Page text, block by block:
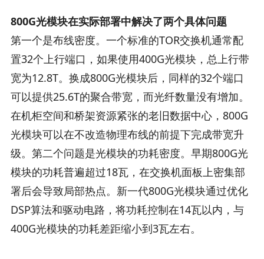
800G光模块在实际部署中解决了两个具体问题
第一个是布线密度。一个标准的TOR交换机通常配
置32个上行端口，如果使用400G光模块，总上行带
宽为12.8T。换成800G光模块后，同样的32个端口
可以提供25.6T的聚合带宽，而光纤数量没有增加。
在机柜空间和桥架资源紧张的老旧数据中心，800G
光模块可以在不改造物理布线的前提下完成带宽升
级。第二个问题是光模块的功耗密度。早期800G光
模块的功耗普遍超过18瓦，在交换机面板上密集部
署后会导致局部热点。新一代800G光模块通过优化
DSP算法和驱动电路，将功耗控制在14瓦以内，与
400G光模块的功耗差距缩小到3瓦左右。